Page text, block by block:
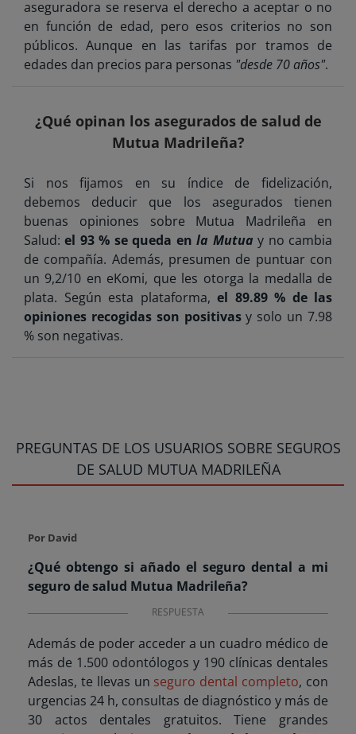
aseguradora se reserva el derecho a aceptar o no
en función de edad, pero esos criterios no son
públicos. Aunque en las tarifas por tramos de
edades dan precios para personas "desde 70 años".
¿Qué opinan los asegurados de salud de
Mutua Madrileña?
Si nos fijamos en su índice de fidelización,
debemos deducir que los asegurados tienen
buenas opiniones sobre Mutua Madrileña en
Salud:el 93 % se queda enla Mutua y no cambia
de compañía. Además, presumen de puntuar con
un 9,2/10 en eKomi, que les otorga la medalla de
plata. Según esta plataforma, el 89.89 % de las
opiniones recogidas son positivasy solo un 7.98
% son negativas.
PREGUNTAS DE LOS USUARIOS SOBRE SEGUROS
DE SALUD MUTUA MADRILEÑA
Por David
¿Qué obtengo si añado el seguro dental a mi
seguro de salud Mutua Madrileña?
RESPUESTA
Además de poder acceder a un cuadro médico de
más de 1.500 odontólogos y 190 clínicas dentales
Adeslas, te llevas un seguro dental completo, con
urgencias 24 h, consultas de diagnóstico y más de
30 actos dentales gratuitos. Tiene grandes